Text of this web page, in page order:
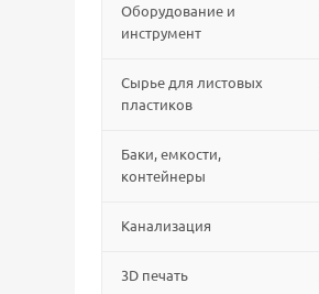
Оборудование и
инструмент
Сырье для листовых
пластиков
Баки, емкости,
контейнеры
Канализация
3D печать